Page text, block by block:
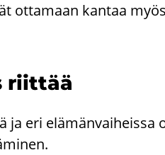
ot­ta­maan kan­taa
riit­tää
ja eri